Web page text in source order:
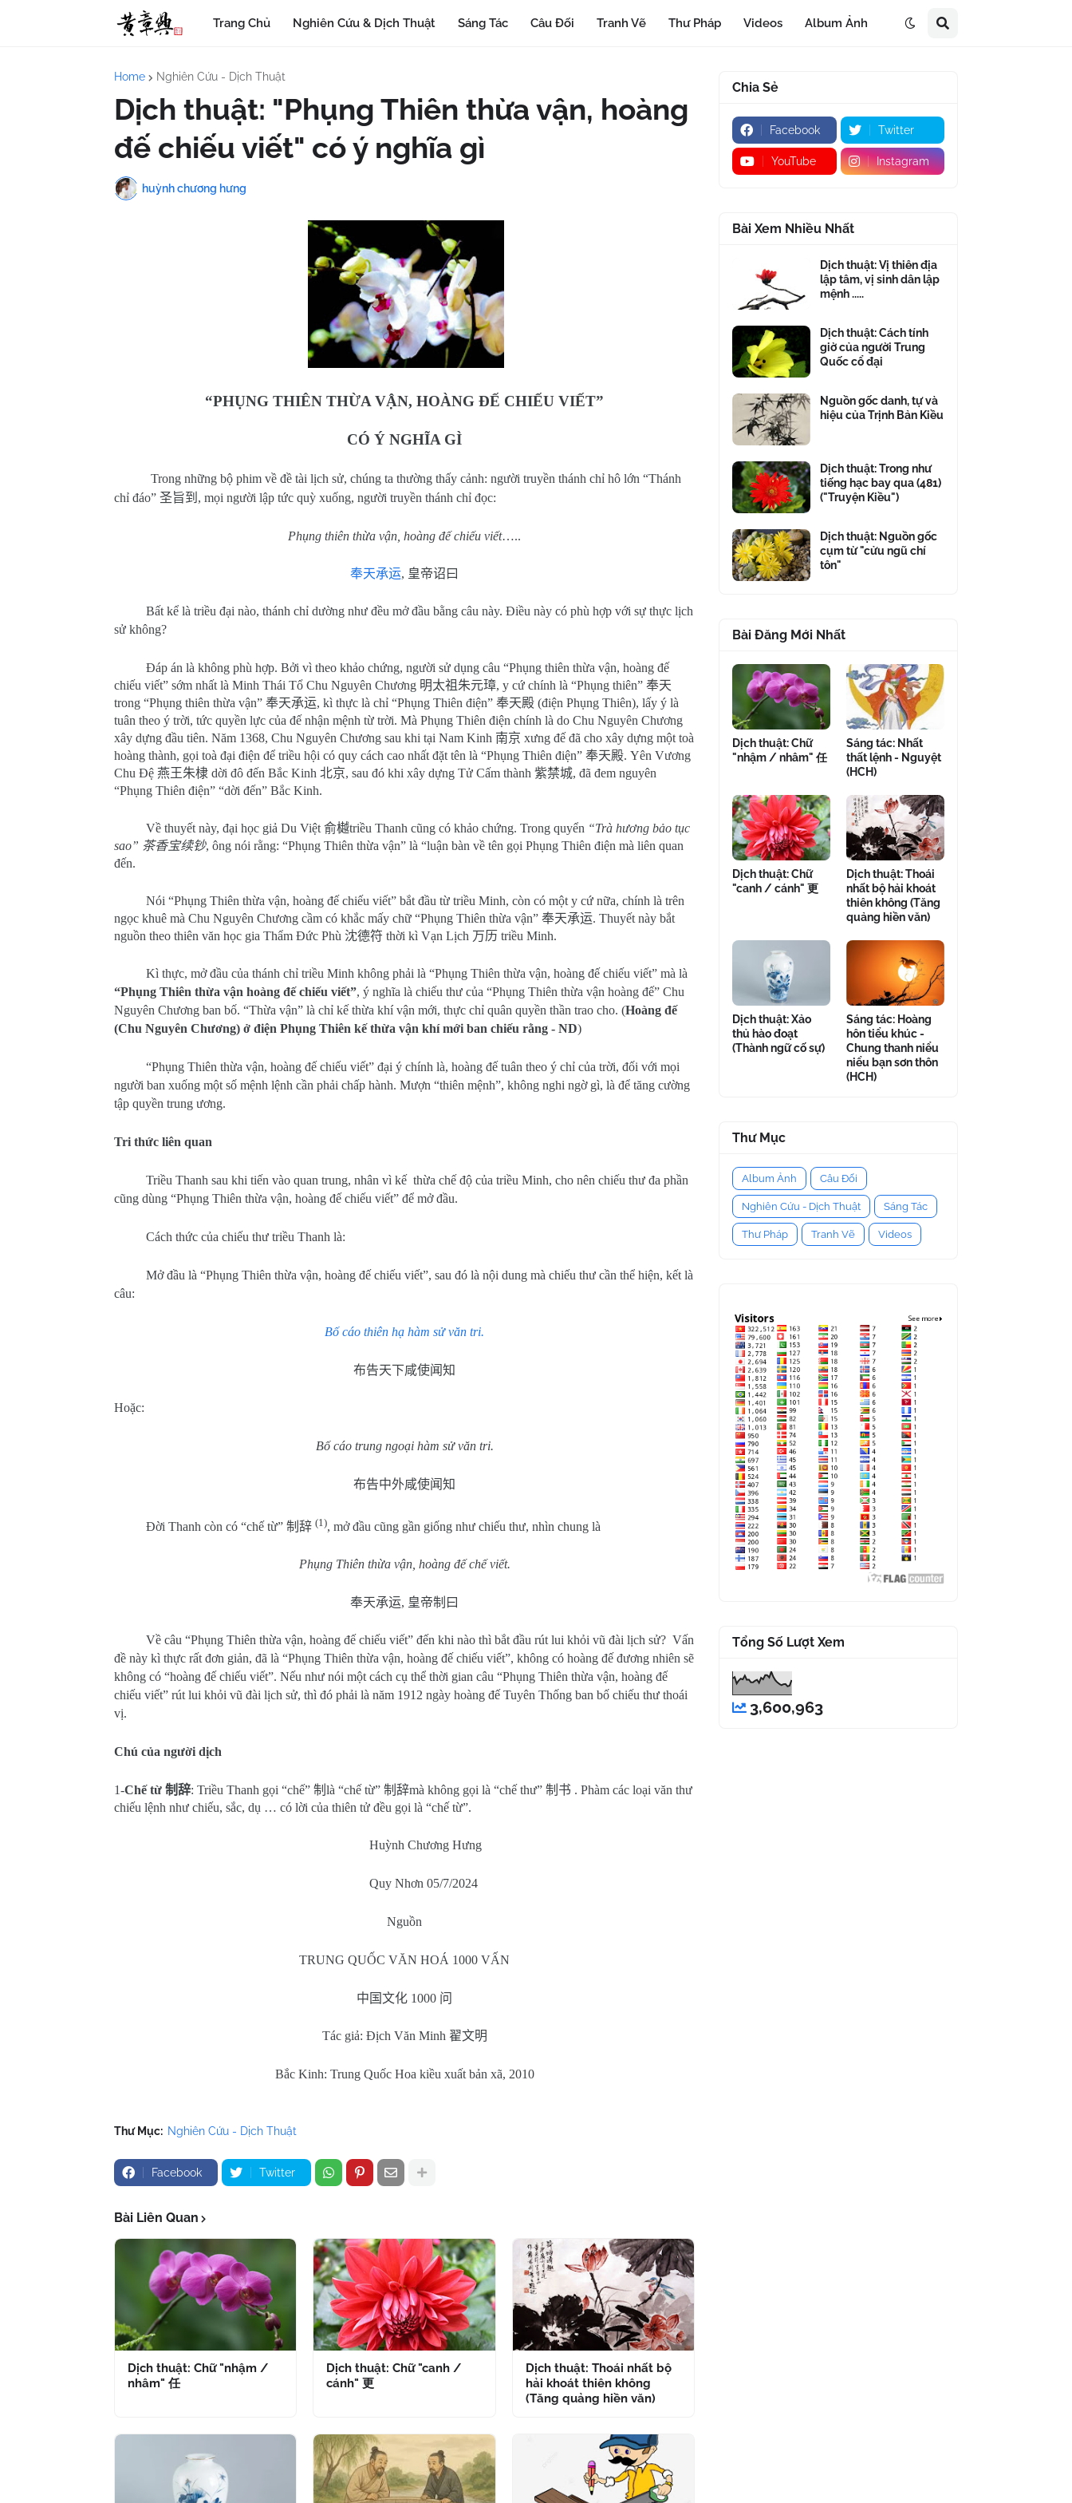
Trang Chủ Nghiên Cứu & Dịch Thuật Sáng Tác Câu Đối Tranh Vẽ Thư Pháp Videos Album Ảnh
Home Nghiên Cứu - Dịch Thuật
Dịch thuật: "Phụng Thiên thừa vận, hoàng
đế chiếu viết" có ý nghĩa gì
huỳnh chương hưng
“PHỤNG THIÊN THỪA VẬN, HOÀNG ĐẾ CHIẾU VIẾT”
CÓ Ý NGHĨA GÌ
Trong những bộ phim về đề tài lịch sử, chúng ta thường thấy cảnh: người truyền thánh chỉ hô lớn “Thánh
chỉ đáo” 圣旨到 , mọi người lập tức quỳ xuống, người truyền thánh chỉ đọc:
Phụng thiên thừa vận, hoàng đế chiếu viết…..
奉天承运, 皇帝诏曰
Bất kể là triều đại nào, thánh chỉ dường như đều mở đầu bằng câu này. Điều này có phù hợp với sự thực lịch
sử không?
Đáp án là không phù hợp. Bởi vì theo khảo chứng, người sử dụng câu “Phụng thiên thừa vận, hoàng đế
chiếu viết” sớm nhất là Minh Thái Tổ Chu Nguyên Chương 明太祖朱元璋, y cứ chính là “Phụng thiên” 奉天
trong “Phụng thiên thừa vận” 奉天承运, kì thực là chỉ “Phụng Thiên điện” 奉天殿 (điện Phụng Thiên), lấy ý là
tuân theo ý trời, tức quyền lực của đế nhận mệnh từ trời. Mà Phụng Thiên điện chính là do Chu Nguyên Chương
xây dựng đầu tiên. Năm 1368, Chu Nguyên Chương sau khi tại Nam Kinh 南京 xưng đế đã cho xây dựng một toà
hoàng thành, gọi toà đại điện để triều hội có quy cách cao nhất đặt tên là “Phụng Thiên điện” 奉天殿. Yên Vương
Chu Đệ 燕王朱棣 dời đô đến Bắc Kinh 北京, sau đó khi xây dựng Tử Cấm thành 紫禁城, đã đem nguyên
“Phụng Thiên điện” “dời đến” Bắc Kinh.
Về thuyết này, đại học giả Du Việt 俞樾triều Thanh cũng có khảo chứng. Trong quyển “Trà hương bảo tục
sao” 茶香宝续钞, ông nói rằng: “Phụng Thiên thừa vận” là “luận bàn về tên gọi Phụng Thiên điện mà liên quan
đến.
Nói “Phụng Thiên thừa vận, hoàng đế chiếu viết” bắt đầu từ triều Minh, còn có một y cứ nữa, chính là trên
ngọc khuê mà Chu Nguyên Chương cầm có khắc mấy chữ “Phụng Thiên thừa vận” 奉天承运. Thuyết này bắt
nguồn theo thiên văn học gia Thẩm Đức Phù 沈德符 thời kì Vạn Lịch 万历 triều Minh.
Kì thực, mở đầu của thánh chỉ triều Minh không phải là “Phụng Thiên thừa vận, hoàng đế chiếu viết” mà là
“Phụng Thiên thừa vận hoàng đế chiếu viết”, ý nghĩa là chiếu thư của “Phụng Thiên thừa vận hoàng đế” Chu
Nguyên Chương ban bố. “Thừa vận” là chỉ kế thừa khí vận mới, thực chỉ quân quyền thần trao cho. (Hoàng đế
(Chu Nguyên Chương) ở điện Phụng Thiên kế thừa vận khí mới ban chiếu rằng - ND)
“Phụng Thiên thừa vận, hoàng đế chiếu viết” đại ý chính là, hoàng đế tuân theo ý chỉ của trời, đối với mọi
người ban xuống một số mệnh lệnh cần phải chấp hành. Mượn “thiên mệnh”, không nghi ngờ gì, là để tăng cường
tập quyền trung ương.
Tri thức liên quan
Triều Thanh sau khi tiến vào quan trung, nhân vì kế thừa chế độ của triều Minh, cho nên chiếu thư đa phần
cũng dùng “Phụng Thiên thừa vận, hoàng đế chiếu viết” để mở đầu.
Cách thức của chiếu thư triều Thanh là:
Mở đầu là “Phụng Thiên thừa vận, hoàng đế chiếu viết”, sau đó là nội dung mà chiếu thư cần thể hiện, kết là
câu:
Bố cáo thiên hạ hàm sử văn tri.
布告天下咸使闻知
Hoặc:
Bố cáo trung ngoại hàm sử văn tri.
布告中外咸使闻知
Đời Thanh còn có “chế từ” 制辞 (1), mở đầu cũng gần giống như chiếu thư, nhìn chung là
Phụng Thiên thừa vận, hoàng đế chế viết.
奉天承运, 皇帝制曰
Về câu “Phụng Thiên thừa vận, hoàng đế chiếu viết” đến khi nào thì bắt đầu rút lui khỏi vũ đài lịch sử? Vấn
đề này kì thực rất đơn giản, đã là “Phụng Thiên thừa vận, hoàng đế chiếu viết”, không có hoàng đế đương nhiên sẽ
không có “hoàng đế chiếu viết”. Nếu như nói một cách cụ thể thời gian câu “Phụng Thiên thừa vận, hoàng đế
chiếu viết” rút lui khỏi vũ đài lịch sử, thì đó phải là năm 1912 ngày hoàng đế Tuyên Thống ban bố chiếu thư thoái
vị.
Chú của người dịch
1-Chế từ 制辞: Triều Thanh gọi “chế” 制 là “chế từ” 制辞mà không gọi là “chế thư” 制书 . Phàm các loại văn thư
chiếu lệnh như chiếu, sắc, dụ … có lời của thiên tử đều gọi là “chế từ”.
Huỳnh Chương Hưng
Quy Nhơn 05/7/2024
Nguồn
TRUNG QUỐC VĂN HOÁ 1000 VẤN
中国文化 1000 问
Tác giả: Địch Văn Minh 翟文明
Bắc Kinh: Trung Quốc Hoa kiều xuất bản xã, 2010
Thư Mục: Nghiên Cứu - Dịch Thuật
Facebook Twitter
Bài Liên Quan
Dịch thuật: Chữ "nhậm /
nhâm" 任
Dịch thuật: Chữ "canh /
cánh" 更
Dịch thuật: Thoái nhất bộ
hải khoát thiên không
(Tăng quảng hiền văn)
Chia Sẻ
Facebook Twitter
YouTube Instagram
Bài Xem Nhiều Nhất
Dịch thuật: Vị thiên địa
lập tâm, vị sinh dân lập
mệnh .....
Dịch thuật: Cách tính
giờ của người Trung
Quốc cổ đại
Nguồn gốc danh, tự và
hiệu của Trịnh Bản Kiều
Dịch thuật: Trong như
tiếng hạc bay qua (481)
("Truyện Kiều")
Dịch thuật: Nguồn gốc
cụm từ "cửu ngũ chí
tôn"
Bài Đăng Mới Nhất
Dịch thuật: Chữ
"nhậm / nhâm" 任
Sáng tác: Nhất
thất lệnh - Nguyệt
(HCH)
Dịch thuật: Chữ
"canh / cánh" 更
Dịch thuật: Thoái
nhất bộ hải khoát
thiên không (Tăng
quảng hiền văn)
Dịch thuật: Xảo
thủ hào đoạt
(Thành ngữ cố sự)
Sáng tác: Hoàng
hôn tiểu khúc -
Chung thanh niểu
niểu bạn sơn thôn
(HCH)
Thư Mục
Album Ảnh Câu Đối
Nghiên Cứu - Dịch Thuật Sáng Tác
Thư Pháp Tranh Vẽ Videos
Tổng Số Lượt Xem
3,600,963